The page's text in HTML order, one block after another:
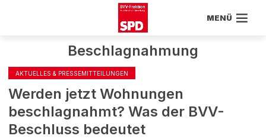
MENÜ
Beschlagnahmung
AKTUELLES & PRESSEMITTEILUNGEN
Werden jetzt Wohnungen
beschlagnahmt? Was der BVV-
Beschluss bedeutet